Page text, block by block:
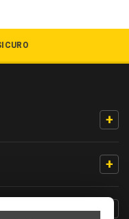
+
+